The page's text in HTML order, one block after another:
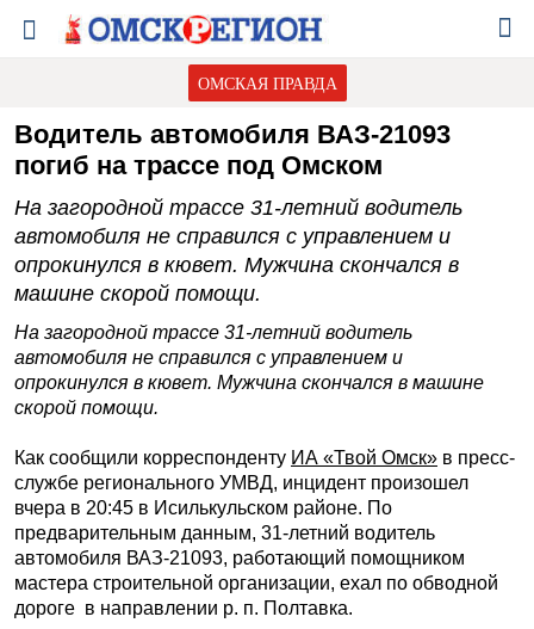
ОМСКАЯ ПРАВДА
Водитель автомобиля ВАЗ-21093
погиб на трассе под Омском
На загородной трассе 31-летний водитель
автомобиля не справился с управлением и
опрокинулся в кювет. Мужчина скончался в
машине скорой помощи.
На загородной трассе 31-летний водитель
автомобиля не справился с управлением и
опрокинулся в кювет. Мужчина скончался в машине
скорой помощи.
Как сообщили корреспонденту ИА «Твой Омск» в пресс-
службе регионального УМВД, инцидент произошел
вчера в 20:45 в Исилькульском районе. По
предварительным данным, 31-летний водитель
автомобиля ВАЗ-21093, работающий помощником
мастера строительной организации, ехал по обводной
дороге в направлении р. п. Полтавка.